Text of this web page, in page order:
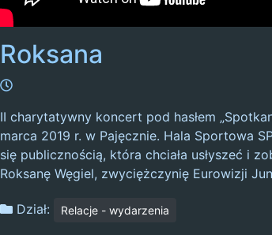
Roksana
II charytatywny koncert pod hasłem
marca 2019 r. w Pajęcznie. Hala Sportowa
się publicznością, która chciała usłyszeć i
Roksanę Węgiel, zwyciężczynię Eurowizji
Dział: Relacje - wydarzenia